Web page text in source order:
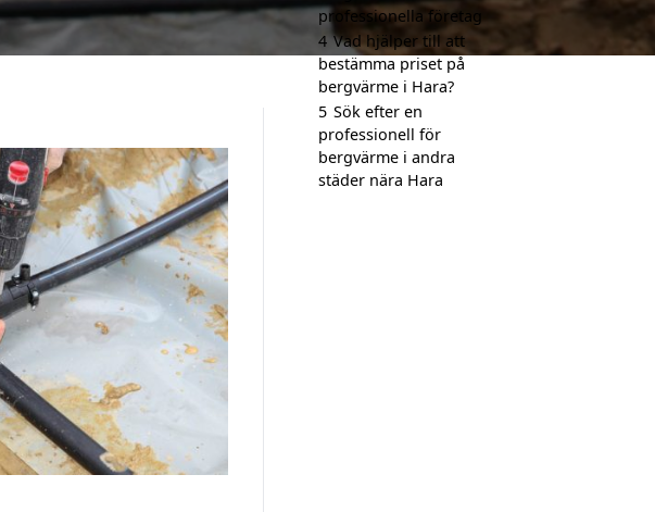
professionella företag
4 Vad hjälper till att
bestämma priset på
bergvärme i Hara?
5 Sök efter en
professionell för
bergvärme i andra
städer nära Hara